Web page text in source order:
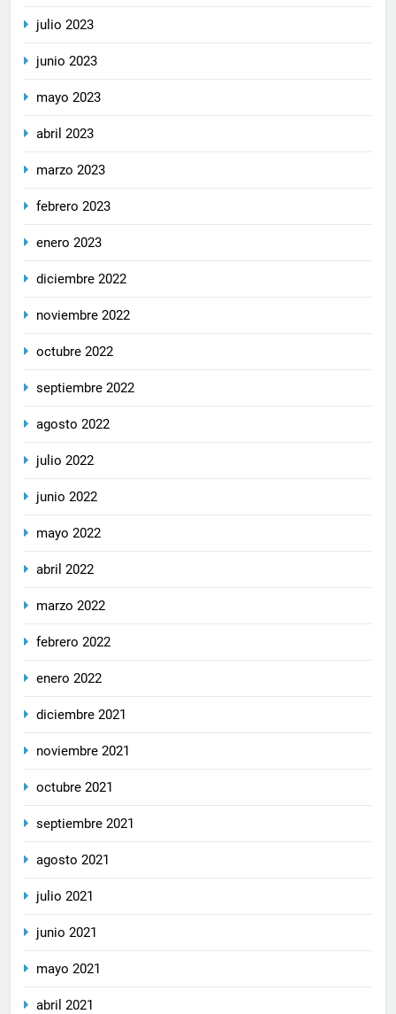
julio 2023
junio 2023
mayo 2023
abril 2023
marzo 2023
febrero 2023
enero 2023
diciembre 2022
noviembre 2022
octubre 2022
septiembre 2022
agosto 2022
julio 2022
junio 2022
mayo 2022
abril 2022
marzo 2022
febrero 2022
enero 2022
diciembre 2021
noviembre 2021
octubre 2021
septiembre 2021
agosto 2021
julio 2021
junio 2021
mayo 2021
abril 2021